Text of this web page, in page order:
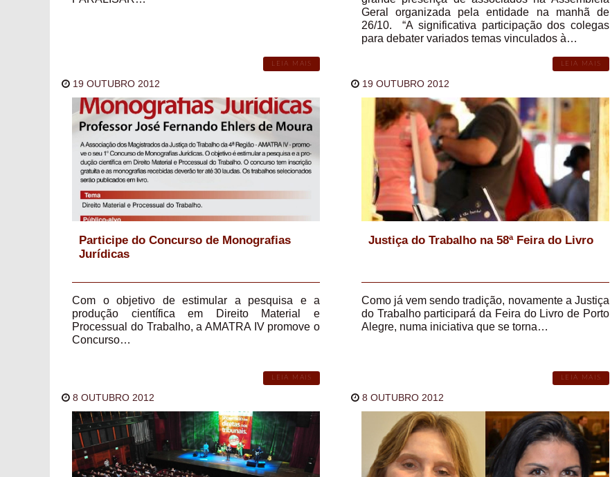
LEIA MAIS
Geral organizada pela entidade na manhã de
26/10. “A significativa participação dos colegas
para debater variados temas vinculados à…
LEIA MAIS
19 OUTUBRO 2012
Participe do Concurso de Monografias
Jurídicas
Com o objetivo de estimular a pesquisa e a
produção científica em Direito Material e
Processual do Trabalho, a AMATRA IV promove o
Concurso…
LEIA MAIS
19 OUTUBRO 2012
Justiça do Trabalho na 58ª Feira do Livro
Como já vem sendo tradição, novamente a Justiça
do Trabalho participará da Feira do Livro de Porto
Alegre, numa iniciativa que se torna…
LEIA MAIS
8 OUTUBRO 2012 8 OUTUBRO 2012